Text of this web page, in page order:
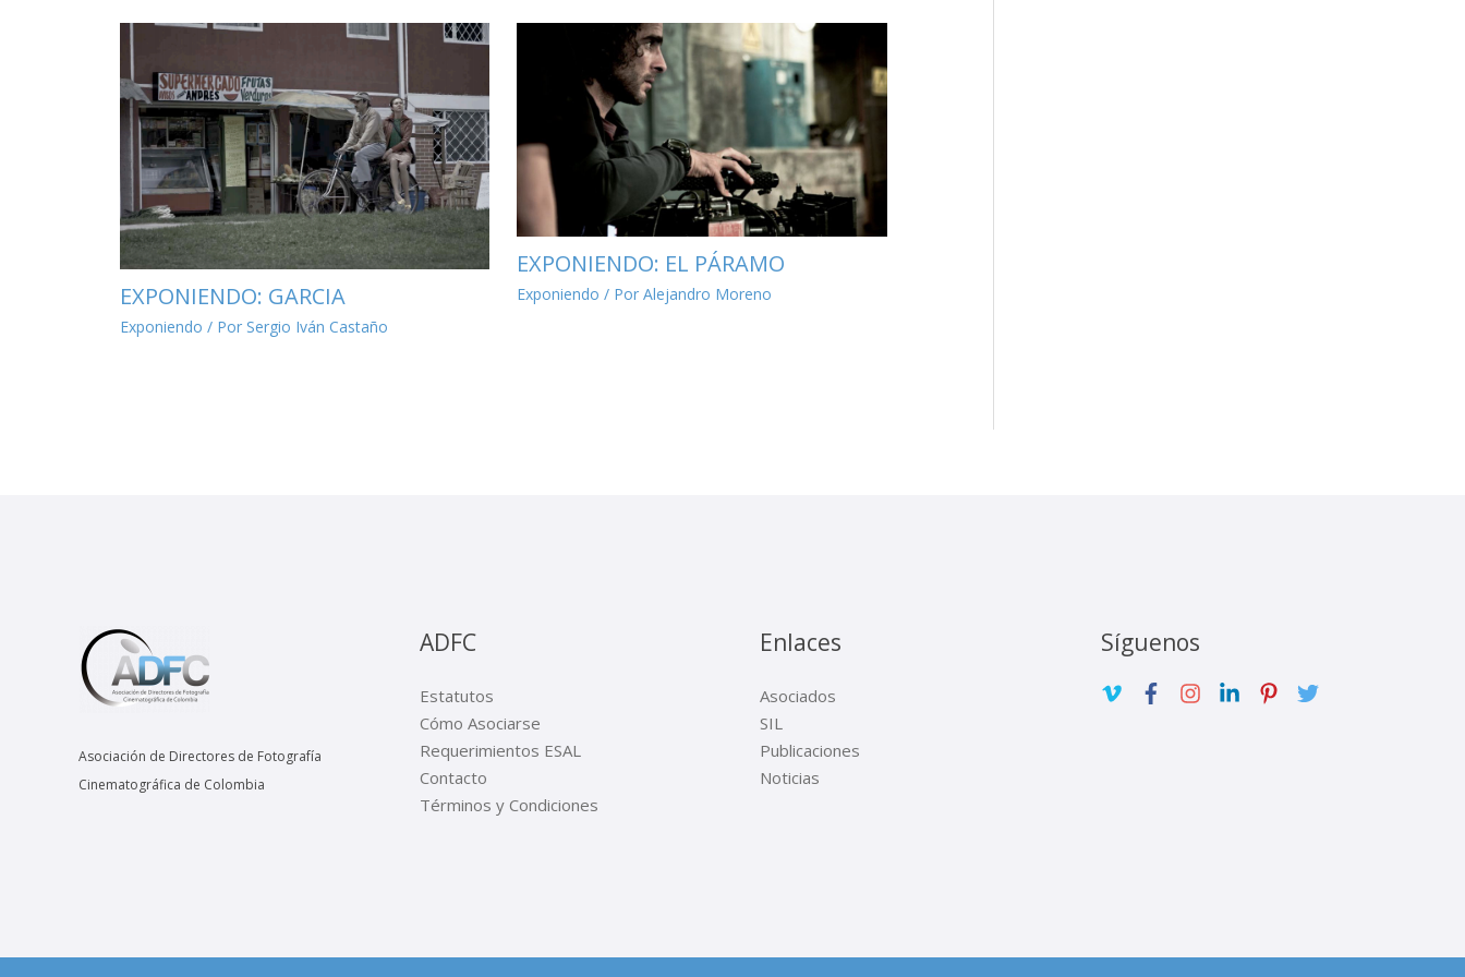
EXPONIENDO: GARCIA
Exponiendo / Por Sergio Iván Castaño
EXPONIENDO: EL PÁRAMO
Exponiendo / Por Alejandro Moreno
Asociación de Directores de Fotografía
Cinematográfica de Colombia
ADFC
Estatutos
Cómo Asociarse
Requerimientos ESAL
Contacto
Términos y Condiciones
Enlaces
Asociados
SIL
Publicaciones
Noticias
Síguenos